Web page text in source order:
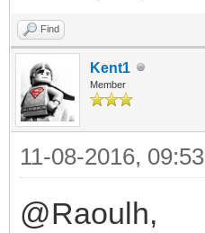
Find
Kent1
Member
11-08-2016,
@Raoulh,